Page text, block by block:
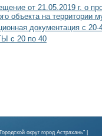
от 21.05.2019 г. о
объекта на территории
документация с 20-
с 20 по 40
округ город Астрахань" |